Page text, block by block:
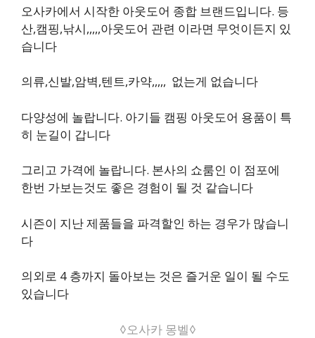
오사카에서 시작한 아웃도어 종합 브랜드입니다. 등
산,캠핑,낚시,,,,,아웃도어 관련 이라면 무엇이든지 있
습니다
의류,신발,암벽,텐트,카약,,,,, 없는게 없습니다
다양성에 놀랍니다. 아기들 캠핑 아웃도어 용품이 특
히 눈길이 갑니다
그리고 가격에 놀랍니다. 본사의 쇼룸인 이 점포에
한번 가보는것도 좋은 경험이 될 것 같습니다
시즌이 지난 제품들을 파격할인 하는 경우가 많습니
다
의외로 4 층까지 돌아보는 것은 즐거운 일이 될 수도
있습니다
◊오사카 몽벨◊